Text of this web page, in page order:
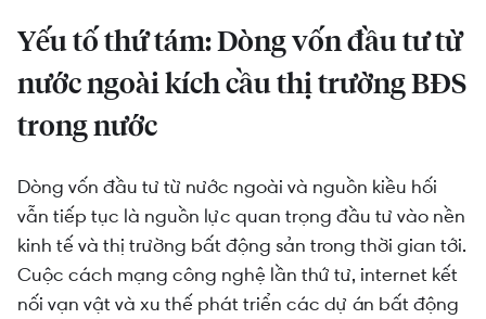
Yếu tố thứtám: Dòng vốn đầu tư từ
nước ngoài kích cầu thị trường BĐS
trong nước
Dòng vốn đầu tư từ nước ngoài và nguồn kiều hối
vẫn tiếp tục là nguồn lực quan trọng đầu tư vào nền
kinh tế và thị trường bất động sản trong thời gian tới.
Cuộc cách mạng công nghệ lần thứ tư, internet kết
nối vạn vật và xu thế phát triển các dự án bất động